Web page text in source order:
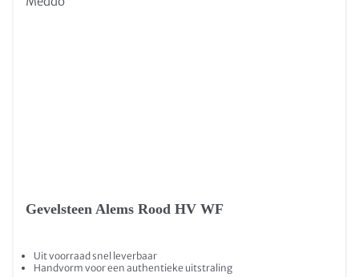
Gevelsteen Alems Rood HV WF
Uit voorraad snel leverbaar
Handvorm voor een authentieke uitstraling